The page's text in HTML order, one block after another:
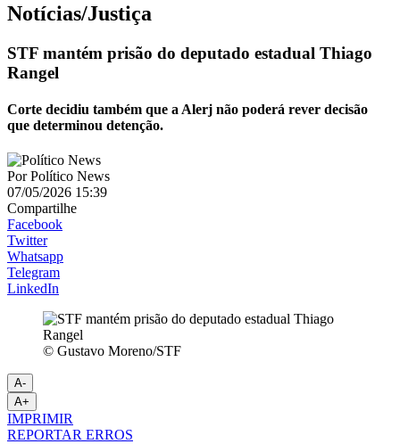
Notícias/Justiça
STF mantém prisão do deputado estadual Thiago
Rangel
Corte decidiu também que a Alerj não poderá rever decisão
que determinou detenção.
PorPolítico News
07/05/2026 15:39
Compartilhe
Facebook
Twitter
Whatsapp
Telegram
LinkedIn
© Gustavo Moreno/STF
A-
A+
IMPRIMIR
REPORTAR ERROS